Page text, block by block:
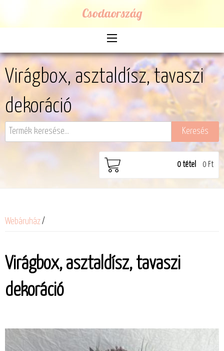
Csodaország
Virágbox, asztaldísz, tavaszi
dekoráció
0tétel 0 Ft
Webáruház/
Virágbox, asztaldísz, tavaszi
dekoráció